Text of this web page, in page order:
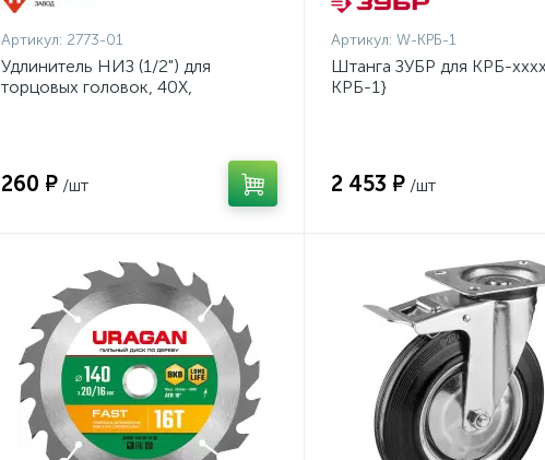
Артикул: 2773-01
Удлинитель НИЗ (1/2") для
торцовых головок, 40Х,
260 ₽ /шт
Артикул: W-КРБ-1
Штанга ЗУБР для КРБ-
КРБ-1}
2 453 ₽ /шт